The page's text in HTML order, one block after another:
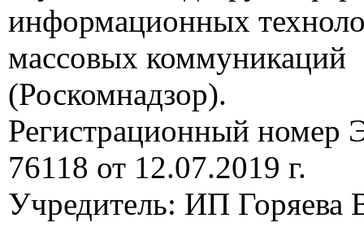
информационных
массовых коммуникаций
(Роскомнадзор).
Регистрационный
76118 от 12.07.2019 г.
Учредитель: ИП Горяева